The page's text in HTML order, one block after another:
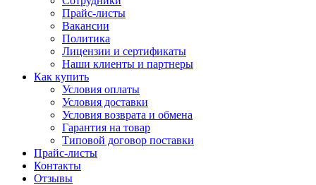
Прайс-листы
Вакансии
Политика
Лицензии и сертификаты
Наши клиенты и партнеры
Как купить
Условия оплаты
Условия доставки
Условия возврата и обмена
Гарантия на товар
Типовой договор поставки
Прайс-листы
Контакты
Отзывы